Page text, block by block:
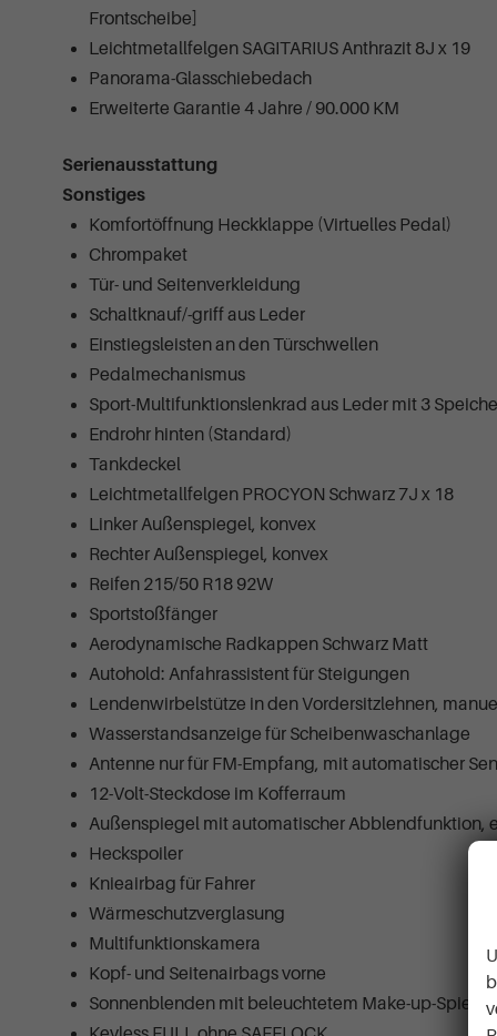
Frontscheibe]
Leichtmetallfelgen SAGITARIUS Anthrazit 8J x 19
Panorama-Glasschiebedach
Erweiterte Garantie 4 Jahre / 90.000 KM
Serienausstattung
Sonstiges
Komfortöffnung Heckklappe (Virtuelles Pedal)
Chrompaket
Tür- und Seitenverkleidung
Schaltknauf/-griff aus Leder
Einstiegsleisten an den Türschwellen
Pedalmechanismus
Sport-Multifunktionslenkrad aus Leder mit 3
Endrohr hinten (Standard)
Tankdeckel
Leichtmetallfelgen PROCYON Schwarz 7J x 18
Linker Außenspiegel, konvex
Rechter Außenspiegel, konvex
Reifen 215/50 R18 92W
Sportstoßfänger
Aerodynamische Radkappen Schwarz Matt
Autohold: Anfahrassistent für Steigungen
Lendenwirbelstütze in den Vordersitzlehnen,
Wasserstandsanzeige für Scheibenwaschanlage
Antenne nur für FM-Empfang, mit automatischer
12-Volt-Steckdose im Kofferraum
Außenspiegel mit automatischer Abblendfunktion,
Heckspoiler
Knieairbag für Fahrer
Wärmeschutzverglasung
Multifunktionskamera
Kopf- und Seitenairbags vorne
Sonnenblenden mit beleuchtetem Make-up-